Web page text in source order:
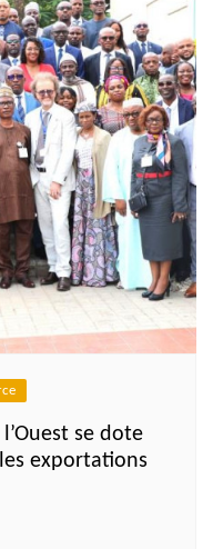
se dote
exportations